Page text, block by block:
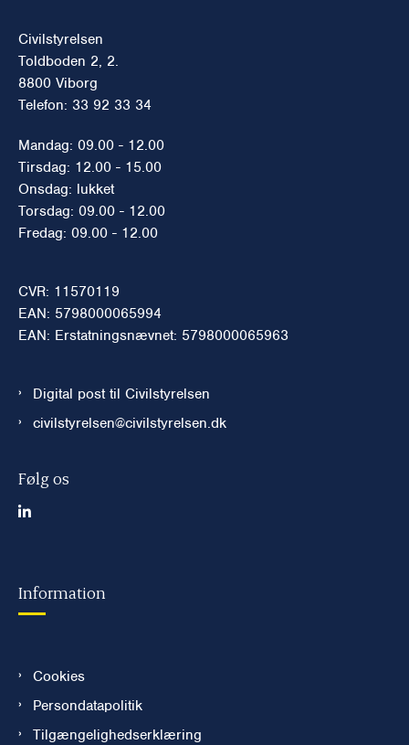
Civilstyrelsen
Toldboden 2, 2.
8800 Viborg
Telefon: 33 92 33 34
Mandag: 09.00 - 12.00
Tirsdag: 12.00 - 15.00
Onsdag: lukket
Torsdag: 09.00 - 12.00
Fredag: 09.00 - 12.00
CVR: 11570119
EAN: 5798000065994
EAN: Erstatningsnævnet: 5798000065963
Digital post til Civilstyrelsen
civilstyrelsen@civilstyrelsen.dk
Følg os
Information
Cookies
Persondatapolitik
Tilgængelighedserklæring